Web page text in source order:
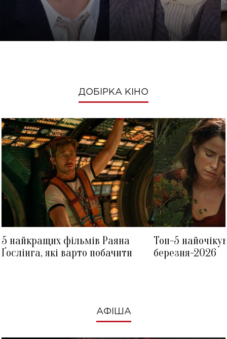
ДОБІРКА КІНО
5 найкращих фільмів Раяна
Ґослінга, які варто побачити
Топ-5
березня-2026
АФІША